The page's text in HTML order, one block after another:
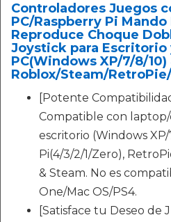
Controladores Juegos
PC/Raspberry Pi
Reproduce Choque
Joystick para Escritorio
PC(Windows XP/7/8/10)
Roblox/Steam/
[Potente
Compatible con
escritorio (Windows
Pi(4/3/2/1/Zero),
& Steam. No es
One/Mac OS/PS4.
[Satisface tu Deseo de